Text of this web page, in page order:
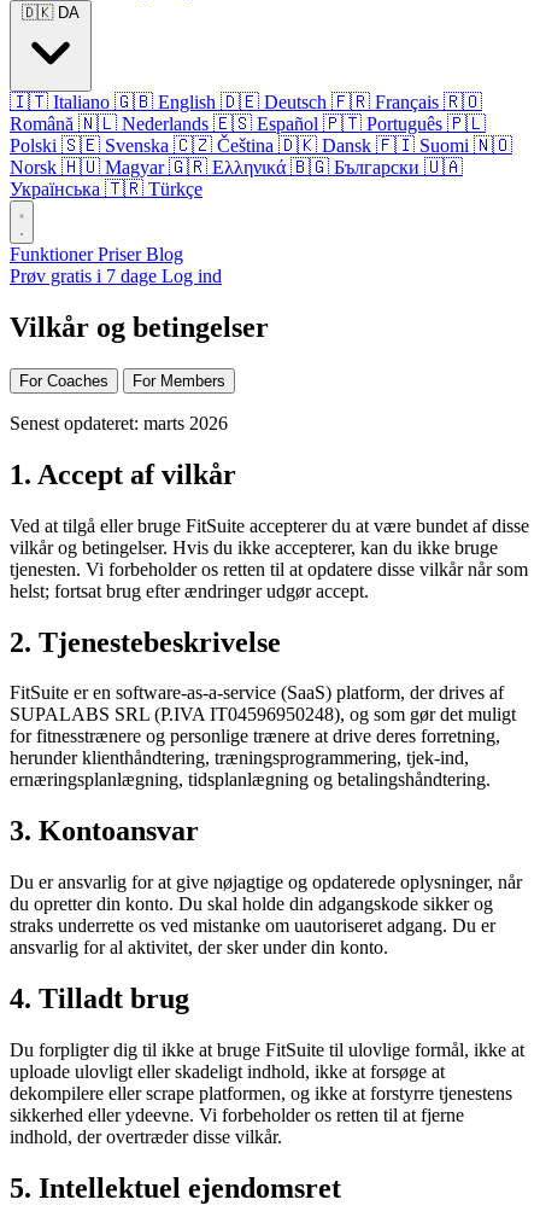
🇩🇰 DA
🇮🇹 Italiano 🇬🇧 English 🇩🇪 Deutsch 🇫🇷 Français 🇷🇴
Română 🇳🇱 Nederlands 🇪🇸 Español 🇵🇹 Português 🇵🇱
Polski 🇸🇪 Svenska 🇨🇿 Čeština 🇩🇰 Dansk 🇫🇮 Suomi 🇳🇴
Norsk 🇭🇺 Magyar 🇬🇷 Ελληνικά 🇧🇬 Български 🇺🇦
Українська 🇹🇷 Türkçe
FunktionerPriserBlog
Prøv gratis i 7 dage Log ind
Vilkår og betingelser
For Coaches For Members
Senest opdateret: marts 2026
1. Accept af vilkår
Ved at tilgå eller bruge FitSuite accepterer du at være bundet af disse
vilkår og betingelser. Hvis du ikke accepterer, kan du ikke bruge
tjenesten. Vi forbeholder os retten til at opdatere disse vilkår når som
helst; fortsat brug efter ændringer udgør accept.
2. Tjenestebeskrivelse
FitSuite er en software-as-a-service (SaaS) platform, der drives af
SUPALABS SRL (P.IVA IT04596950248), og som gør det muligt
for fitnesstrænere og personlige trænere at drive deres forretning,
herunder klienthåndtering, træningsprogrammering, tjek-ind,
ernæringsplanlægning, tidsplanlægning og betalingshåndtering.
3. Kontoansvar
Du er ansvarlig for at give nøjagtige og opdaterede oplysninger, når
du opretter din konto. Du skal holde din adgangskode sikker og
straks underrette os ved mistanke om uautoriseret adgang. Du er
ansvarlig for al aktivitet, der sker under din konto.
4. Tilladt brug
Du forpligter dig til ikke at bruge FitSuite til ulovlige formål, ikke at
uploade ulovligt eller skadeligt indhold, ikke at forsøge at
dekompilere eller scrape platformen, og ikke at forstyrre tjenestens
sikkerhed eller ydeevne. Vi forbeholder os retten til at fjerne
indhold, der overtræder disse vilkår.
5. Intellektuel ejendomsret